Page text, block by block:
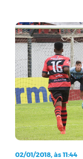
02/01/2018, às 11:44